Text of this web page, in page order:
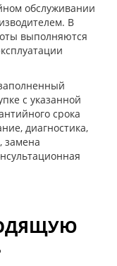
обслуживании
В
выполняются
с указанной
срока
диагностика,
замена